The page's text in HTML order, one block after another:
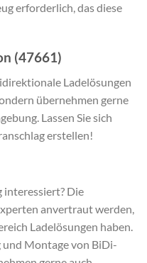
erforderlich, das diese
(47661)
Ladelösungen
übernehmen gerne
Lassen Sie sich
erstellen!
interessiert? Die
anvertraut werden,
Ladelösungen haben.
und Montage von BiDi-